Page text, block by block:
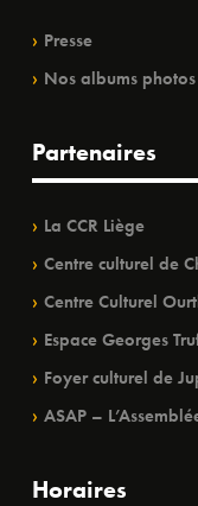
Presse
Nos albums photos
Partenaires
La CCR Liège
Centre culturel de
Centre Culturel
Espace Georges
Foyer culturel de
ASAP –
Horaires